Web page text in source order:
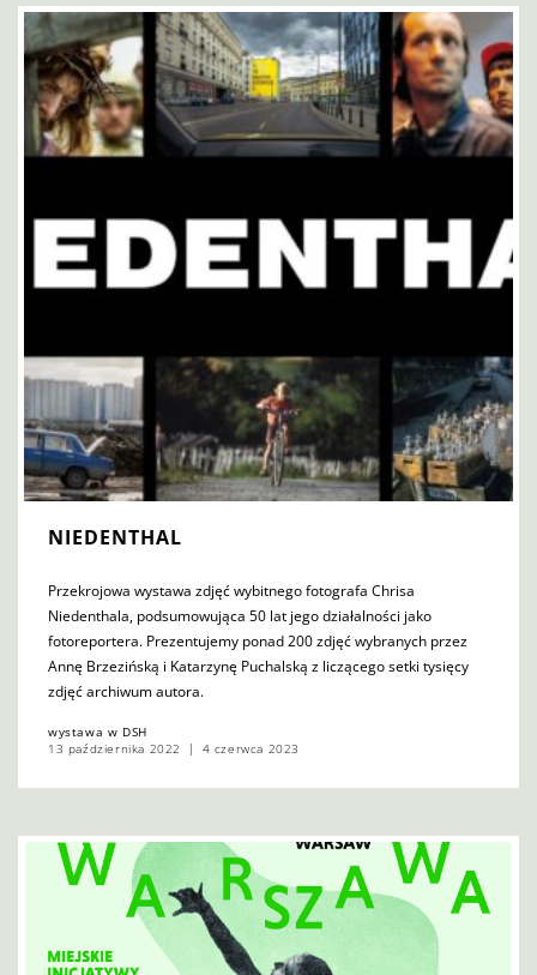
NIEDENTHAL
Przekrojowa wystawa zdjęć wybitnego fotografa Chrisa
Niedenthala, podsumowująca 50 lat jego działalności jako
fotoreportera. Prezentujemy ponad 200 zdjęć wybranych przez
Annę Brzezińską i Katarzynę Puchalską z liczącego setki tysięcy
zdjęć archiwum autora.
wystawa w DSH
13 października 2022
4 czerwca 2023